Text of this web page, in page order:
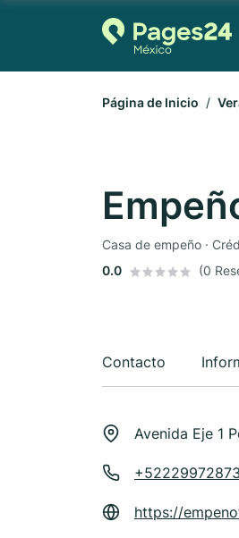
Página de Inicio
Casa de empeño ·
0.0
(0
Contacto
Avenida Eje 1
https://